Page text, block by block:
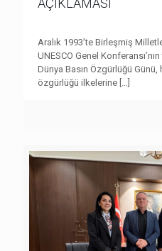
Aralık 1993’te Birleşmiş
UNESCO Genel
Dünya Basın Özgürlüğü Günü,
özgürlüğü ilkelerine